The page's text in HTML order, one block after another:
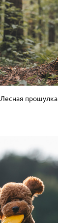
Лесная прошулка